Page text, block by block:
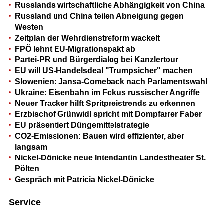
Russlands wirtschaftliche Abhängigkeit von China
Russland und China teilen Abneigung gegen
Westen
Zeitplan der Wehrdienstreform wackelt
FPÖ lehnt EU-Migrationspakt ab
Partei-PR und Bürgerdialog bei Kanzlertour
EU will US-Handelsdeal "Trumpsicher" machen
Slowenien: Jansa-Comeback nach Parlamentswahl
Ukraine: Eisenbahn im Fokus russischer Angriffe
Neuer Tracker hilft Spritpreistrends zu erkennen
Erzbischof Grünwidl spricht mit Dompfarrer Faber
EU präsentiert Düngemittelstrategie
CO2-Emissionen: Bauen wird effizienter, aber
langsam
Nickel-Dönicke neue Intendantin Landestheater St.
Pölten
Gespräch mit Patricia Nickel-Dönicke
Service